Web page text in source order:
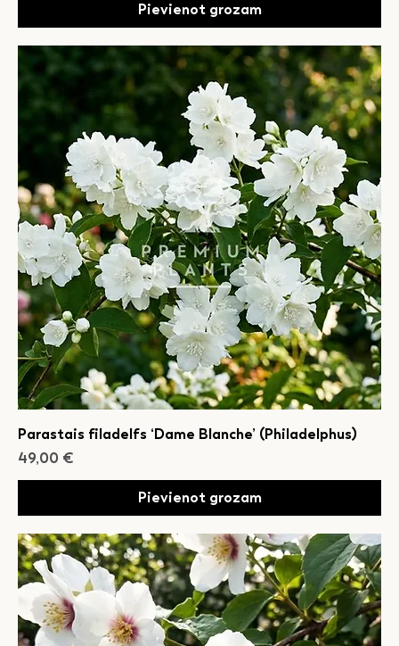
Pievienot grozam
Parastais filadelfs ‘Dame Blanche’ (Philadelphus)
Cena
49,00 €
Pievienot grozam